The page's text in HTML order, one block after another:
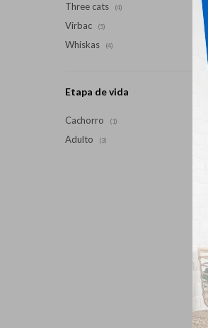
Three cats (4)
Virbac (5)
Whiskas (4)
Etapa de vida
Cachorro (1)
Adulto (3)